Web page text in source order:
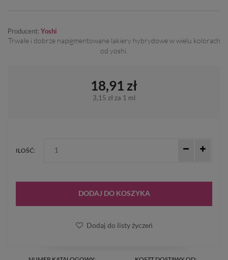
Producent: Yoshi
Trwałe i dobrze napigmentowane lakiery hybrydowe w wielu kolorach
od yoshi.
18,91 zł
3,15 zł za 1 ml
ILOŚĆ:
DODAJ DO KOSZYKA
Dodaj do listy życzeń